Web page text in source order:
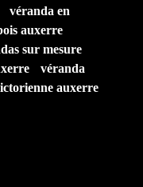
véranda en
auxerre
sur mesure
véranda
auxerre